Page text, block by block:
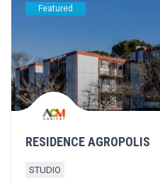
RÉSIDENCE RIVE GAUCHE
STUDIO T1 T2 T3